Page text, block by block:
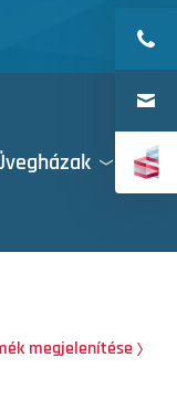
megjelenítése